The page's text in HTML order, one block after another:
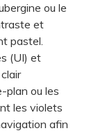
ou le
et
pastel.
(UI) et
plan ou les
les violets
afin